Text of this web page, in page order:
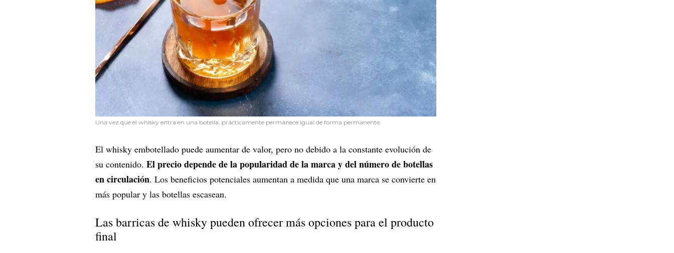
Una vez que el whisky entra en una botella, prácticamente permanece igual de forma permanente.
El whisky embotellado puede aumentar de valor, pero no debido a la constante evolución de
su contenido. El precio depende de la popularidad de la marca y del número de botellas
en circulación. Los beneficios potenciales aumentan a medida que una marca se convierte en
más popular y las botellas escasean.
Las barricas de whisky pueden ofrecer más opciones para el producto
final